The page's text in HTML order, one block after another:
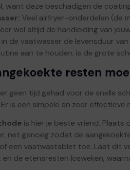
want deze beschadigen de
Veel airfryer-onderdelen (de
wel altijd de handleiding van
in de vaatwasser de levensduur
aan te houden, is de grote
resten
geen tijd gehad voor de snelle
is een simpele en zeer
is hier je beste vriend.
net genoeg zodat de
een vaatwastablet toe. Laat dit
en de etensresten losweken,